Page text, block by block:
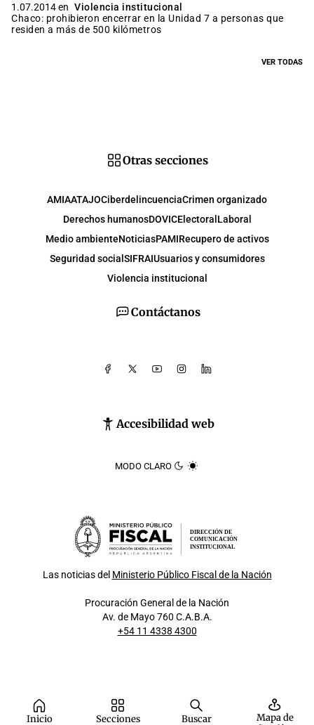
1.07.2014 en Violencia institucional
Chaco: prohibieron encerrar en la Unidad 7 a personas que
residen a más de 500 kilómetros
VER TODAS
Inicio Secciones Buscar
Mapa de
Contáctanos
Accesibilidad web
MODO CLARO
Otras secciones
AMIAATAJOCiberdelincuenciaCrimen organizado
Derechos humanosDOVICElectoral Laboral
Medio ambienteNoticiasPAMIRecupero de activos
Seguridad social SIFRAIUsuarios y consumidores
Violencia institucional
DIRECCIÓN DE
COMUNICACIÓN
INSTITUCIONAL
Las noticias del Ministerio Público Fiscal de la Nación
Procuración General de la Nación
Av. de Mayo 760 C.A.B.A.
+54 11 4338 4300